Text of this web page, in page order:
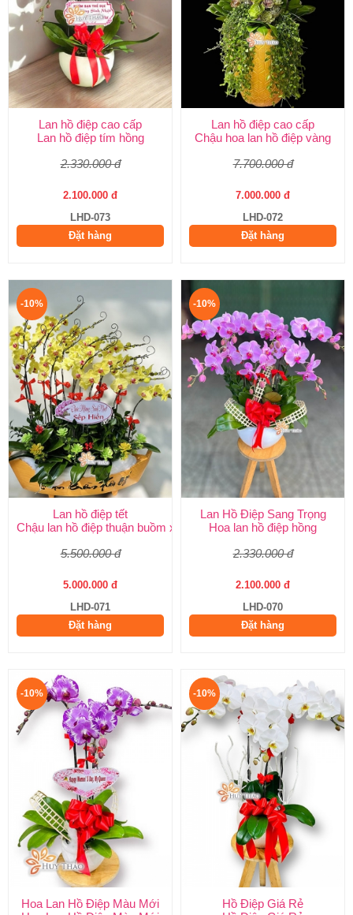
Lan hồ điệp cao cấp
Lan hồ điệp tím hồng
2.330.000 đ
2.100.000 đ
LHD-073
Đặt hàng
Lan hồ điệp cao cấp
Chậu hoa lan hồ điệp vàng
7.700.000 đ
7.000.000 đ
LHD-072
Đặt hàng
-10%
Lan hồ điệp tết
Chậu lan hồ điệp thuận buồm xuôi gió
5.500.000 đ
5.000.000 đ
LHD-071
Đặt hàng
-10%
Lan Hồ Điệp Sang Trọng
Hoa lan hồ điệp hồng
2.330.000 đ
2.100.000 đ
LHD-070
Đặt hàng
-10%
Hoa Lan Hồ Điệp Màu Mới
-10%
Hồ Điệp Giá Rẻ